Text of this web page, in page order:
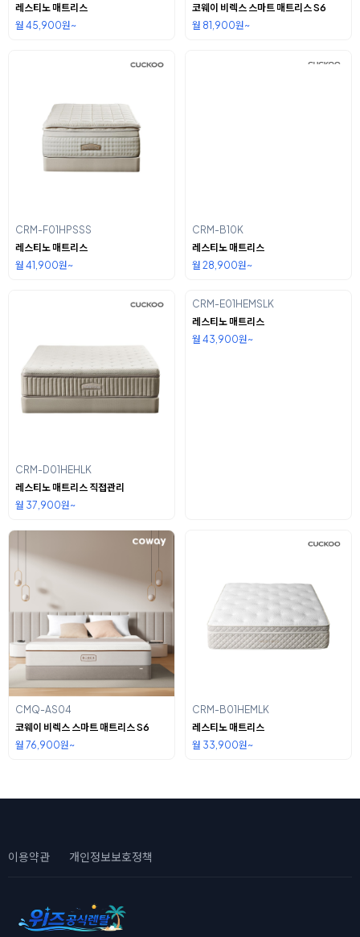
레스티노 매트리스
월 45,900원~
코웨이 비렉스 스마트 매트리스 S6
월 81,900원~
CRM-F01HPSSS
레스티노 매트리스
월 41,900원~
CRM-B10K
레스티노 매트리스
월 28,900원~
CRM-D01HEHLK
레스티노 매트리스 직접관리
월 37,900원~
CRM-E01HEMSLK
레스티노 매트리스
월 43,900원~
CMQ-AS04
코웨이 비렉스 스마트 매트리스 S6
월 76,900원~
CRM-B01HEMLK
레스티노 매트리스
월 33,900원~
이용약관 개인정보보호정책